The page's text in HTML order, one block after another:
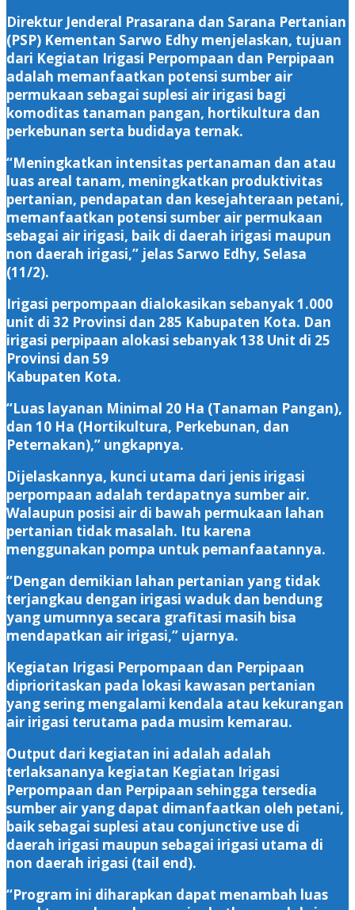
Direktur Jenderal Prasarana dan Sarana Pertanian
(PSP) Kementan Sarwo Edhy menjelaskan, tujuan
dari Kegiatan Irigasi Perpompaan dan Perpipaan
adalah memanfaatkan potensi sumber air
permukaan sebagai suplesi air irigasi bagi
komoditas tanaman pangan, hortikultura dan
perkebunan serta budidaya ternak.
“Meningkatkan intensitas pertanaman dan atau
luas areal tanam, meningkatkan produktivitas
pertanian, pendapatan dan kesejahteraan petani,
memanfaatkan potensi sumber air permukaan
sebagai air irigasi, baik di daerah irigasi maupun
non daerah irigasi,” jelas Sarwo Edhy, Selasa
(11/2).
Irigasi perpompaan dialokasikan sebanyak 1.000
unit di 32 Provinsi dan 285 Kabupaten Kota. Dan
irigasi perpipaan alokasi sebanyak 138 Unit di 25
Provinsi dan 59
Kabupaten Kota.
“Luas layanan Minimal 20 Ha (Tanaman Pangan),
dan 10 Ha (Hortikultura, Perkebunan, dan
Peternakan),” ungkapnya.
Dijelaskannya, kunci utama dari jenis irigasi
perpompaan adalah terdapatnya sumber air.
Walaupun posisi air di bawah permukaan lahan
pertanian tidak masalah. Itu karena
menggunakan pompa untuk pemanfaatannya.
“Dengan demikian lahan pertanian yang tidak
terjangkau dengan irigasi waduk dan bendung
yang umumnya secara grafitasi masih bisa
mendapatkan air irigasi,” ujarnya.
Kegiatan Irigasi Perpompaan dan Perpipaan
diprioritaskan pada lokasi kawasan pertanian
yang sering mengalami kendala atau kekurangan
air irigasi terutama pada musim kemarau.
Output dari kegiatan ini adalah adalah
terlaksananya kegiatan Kegiatan Irigasi
Perpompaan dan Perpipaan sehingga tersedia
sumber air yang dapat dimanfaatkan oleh petani,
baik sebagai suplesi atau conjunctive use di
daerah irigasi maupun sebagai irigasi utama di
non daerah irigasi (tail end).
“Program ini diharapkan dapat menambah luas